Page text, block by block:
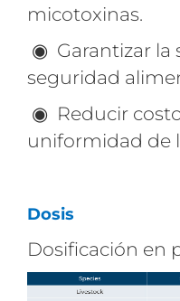
micotoxinas.
◉ Garantizar la
seguridad
◉ Reducir
uniformidad de
Dosis
Dosificación en